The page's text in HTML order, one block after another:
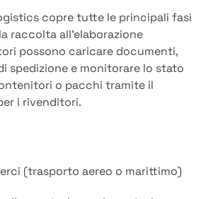
copre tutte le principali fasi
raccolta all'elaborazione
possono caricare documenti,
spedizione e monitorare lo stato
o pacchi tramite il
i rivenditori.
(trasporto aereo o marittimo)